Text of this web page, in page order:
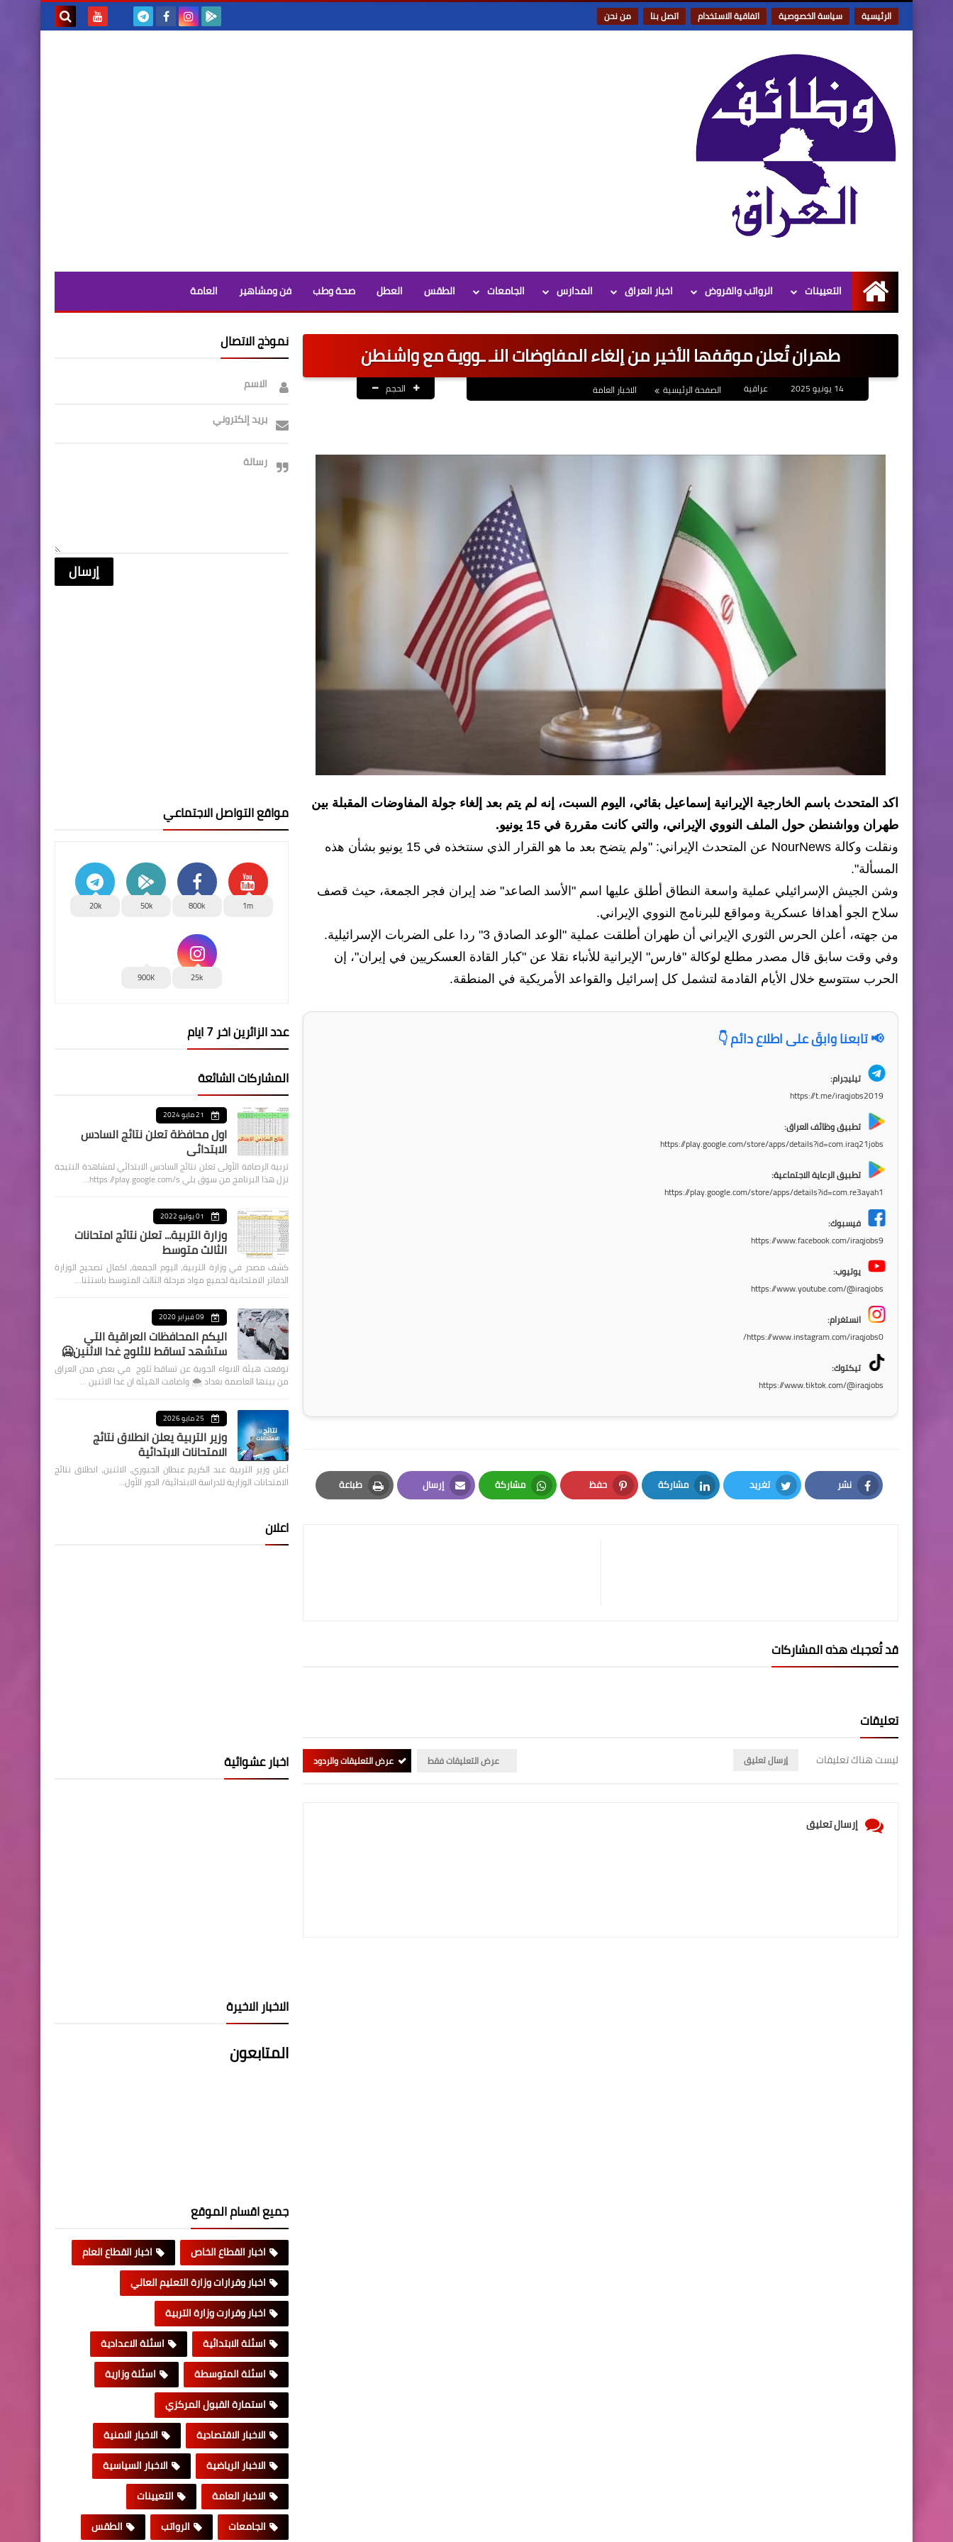
الرئيسية سياسة الخصوصية اتفاقية الاستخدام اتصل بنا من نحن
الرئيسية
التعيينات الرواتب والقروض اخبار العراق المدارس الجامعات الطقس العطل صحة وطب فن ومشاهير العامة
طهران تُعلن موقفها الأخير من إلغاء المفاوضات النـ ـووية مع واشنطن
عراقية الصفحة الرئيسية الاخبار العامة الحجم
اكد المتحدث باسم الخارجية الإيرانية إسماعيل بقائي، اليوم السبت، إنه لم يتم بعد إلغاء جولة المفاوضات المقبلة بين
طهران وواشنطن حول الملف النووي الإيراني، والتي كانت مقررة في 15 يونيو.
ونقلت وكالة NourNews عن المتحدث الإيراني: "ولم يتضح بعد ما هو القرار الذي سنتخذه في 15 يونيو بشأن هذه
المسألة".
وشن الجيش الإسرائيلي عملية واسعة النطاق أطلق عليها اسم "الأسد الصاعد" ضد إيران فجر الجمعة، حيث قصف
سلاح الجو أهدافا عسكرية ومواقع للبرنامج النووي الإيراني.
من جهته، أعلن الحرس الثوري الإيراني أن طهران أطلقت عملية "الوعد الصادق 3" ردا على الضربات الإسرائيلية.
وفي وقت سابق قال مصدر مطلع لوكالة "فارس" الإيرانية للأنباء نقلا عن "كبار القادة العسكريين في إيران"، إن
الحرب ستتوسع خلال الأيام القادمة لتشمل كل إسرائيل والقواعد الأمريكية في المنطقة.
📢 تابعنا وابقَ على اطلاع دائم 👇
تيليجرام:
https://t.me/iraqjobs2019
تطبيق وظائف العراق:
https://play.google.com/store/apps/details?id=com.iraq21jobs
تطبيق الرعاية الاجتماعية:
https://play.google.com/store/apps/details?id=com.re3ayah1
فيسبوك:
https://www.facebook.com/iraqjobs9
يوتيوب:
https://www.youtube.com/@iraqjobs
انستغرام:
https://www.instagram.com/iraqjobs0/
تيكتوك:
https://www.tiktok.com/@iraqjobs
نشر
Facebook
تغريد
Twitter
مشاركة
LinkedIn
حفظ
Pinterest
مشاركة
Whatsapp
إرسال
Email
طباعة
Print
قد تُعجبك هذه المشاركات
تعليقات
ليست هناك تعليقات إرسال تعليق عرض التعليقات فقط عرض التعليقات والردود
إرسال تعليق
نموذج الاتصال
الاسم
بريد إلكتروني
رسالة
مواقع التواصل الاجتماعي
1m
800k
50k
20k
25k
900K
عدد الزائرين اخر 7 ايام
المشاركات الشائعة
21 مايو 2024
اول محافظة تعلن نتائج السادس
الابتدائي
تربية الرصافة الأولى تعلن نتائج السادس الابتدائي لمشاهدة النتيجة
نزل هذا البرنامج من سوق بلي https://play.google.com/s…
01 يوليو 2022
وزارة التربية... تعلن نتائج امتحانات
الثالث متوسط
كشف مصدر في وزارة التربية، اليوم الجمعة، اكمال تصحيح الوزارة
الدفاتر الامتحانية لجميع مواد مرحلة الثالث المتوسط باستثنا…
09 فبراير 2020
اليكم المحافظات العراقية التي
ستشهد تساقط للثلوج غدا الاثنين🥶
توقعت هيئة الانواء الجوية عن تساقط ثلوج في بعض مدن العراق
من بينها العاصمة بغداد ⁦🌨️⁩ واضافت الهيئة ان غدا الاثنين …
25 مايو 2026
وزير التربية يعلن انطلاق نتائج
الامتحانات الابتدائية
أعلن وزير التربية عبد الكريم عبطان الجبوري، الاثنين، انطلاق نتائج
الامتحانات الوزارية للدراسة الابتدائية/ الدور الأول…
اعلان
اخبار عشوائية
الاخبار الاخيرة
المتابعون
جميع اقسام الموقع
اخبار القطاع الخاص
اخبار القطاع العام
اخبار وقرارات وزارة التعليم العالي
اخبار وقرارت وزارة التربية
اسئلة الابتدائية
اسئلة الاعدادية
اسئلة المتوسطة
اسئلة وزارية
استمارة القبول المركزي
الاخبار الاقتصادية
الاخبار الامنية
الاخبار الرياضية
الاخبار السياسية
الاخبار العامة
التعيينات
الجامعات
الرواتب الطقس